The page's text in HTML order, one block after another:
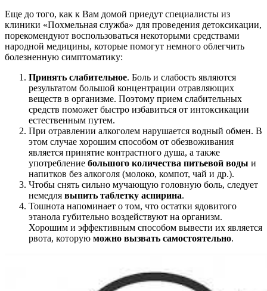
Еще до того, как к Вам домой приедут специалисты из
клиники «Похмельная служба» для проведения детоксикации,
порекомендуют воспользоваться некоторыми средствами
народной медицины, которые помогут немного облегчить
болезненную симптоматику:
Принять слабительное. Боль и слабость являются
результатом большой концентрации отравляющих
веществ в организме. Поэтому прием слабительных
средств поможет быстро избавиться от интоксикации
естественным путем.
При отравлении алкоголем нарушается водный обмен. В
этом случае хорошим способом от обезвоживания
является принятие контрастного душа, а также
употребление большого количества питьевой воды и
напитков без алкоголя (молоко, компот, чай и др.).
Чтобы снять сильно мучающую головную боль, следует
немедля выпить таблетку аспирина.
Тошнота напоминает о том, что остатки ядовитого
этанола губительно воздействуют на организм.
Хорошим и эффективным способом вывести их является
рвота, которую можно вызвать самостоятельно.